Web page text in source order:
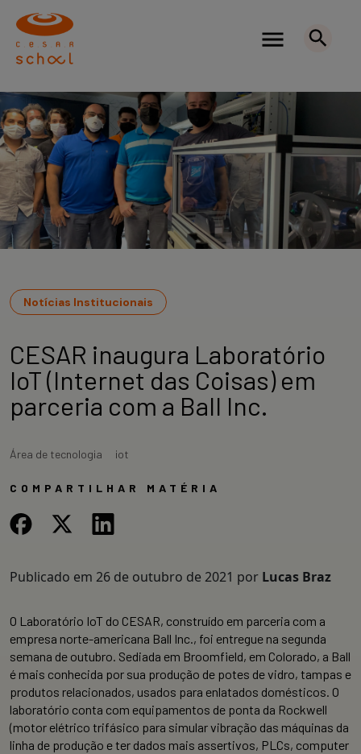
Notícias Institucionais
CESAR inaugura Laboratório
IoT (Internet das Coisas) em
parceria com a Ball Inc.
Área de tecnologia iot
COMPARTILHAR MATÉRIA
Publicado em 26 de outubro de 2021 por Lucas Braz
O Laboratório IoT do CESAR, construído em parceria com a
empresa norte-americana Ball Inc., foi entregue na segunda
semana de outubro. Sediada em Broomfield, em Colorado, a Ball
é mais conhecida por sua produção de potes de vidro, tampas e
produtos relacionados, usados para enlatados domésticos. O
laboratório conta com equipamentos de ponta da Rockwell
(motor elétrico trifásico para simular vibração das máquinas da
linha de produção e ter dados mais assertivos, PLCs, computer